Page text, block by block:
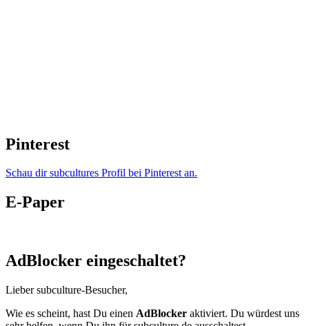
Pinterest
Schau dir subcultures Profil bei Pinterest an.
E-Paper
AdBlocker eingeschaltet?
Lieber subculture-Besucher,
Wie es scheint, hast Du einen AdBlocker aktiviert. Du würdest uns